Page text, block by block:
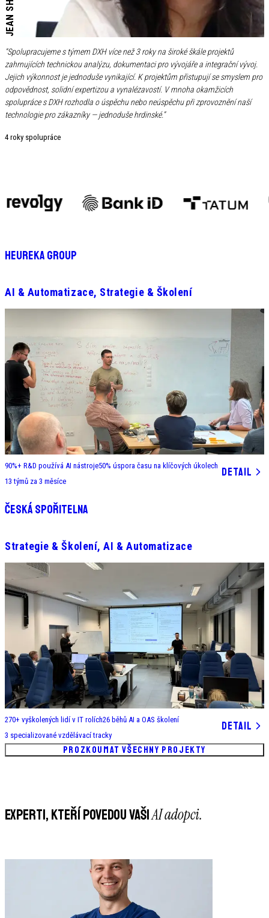
JEAN SHIN
“Spolupracujeme s týmem DXH více než 3 roky na široké škále projektů
zahrnujících technickou analýzu, dokumentaci pro vývojáře a integrační vývoj.
Jejich výkonnost je jednoduše vynikající. K projektům přistupují se smyslem pro
odpovědnost, solidní expertizou a vynalézavostí. V mnoha okamžicích
spolupráce s DXH rozhodla o úspěchu nebo neúspěchu při zprovoznění naší
technologie pro zákazníky — jednoduše hrdinské.”
4 roky spolupráce
Heureka Group
AI & Automatizace, Strategie & Školení
90%+ R&D používá AI nástroje50% úspora času na klíčových úkolech
13 týmů za 3 měsíce
DETAIL
Česká spořitelna
Strategie & Školení, AI & Automatizace
270+ vyškolených lidí v IT rolích26 běhů AI a OAS školení
3 specializované vzdělávací tracky
DETAIL
PROZKOUMAT VŠECHNY PROJEKTY
EXPERTI, KTEŘÍ POVEDOUVAŠIAI adopci.